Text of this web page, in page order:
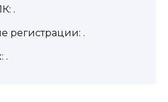
.
регистрации: .
.